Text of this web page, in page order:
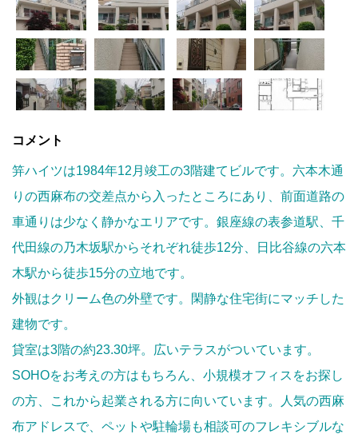
コメント
笄ハイツは1984年12月竣工の3階建てビルです。六本木通
りの西麻布の交差点から入ったところにあり、前面道路の
車通りは少なく静かなエリアです。銀座線の表参道駅、千
代田線の乃木坂駅からそれぞれ徒歩12分、日比谷線の六本
木駅から徒歩15分の立地です。
外観はクリーム色の外壁です。閑静な住宅街にマッチした
建物です。
貸室は3階の約23.30坪。広いテラスがついています。
SOHOをお考えの方はもちろん、小規模オフィスをお探し
の方、これから起業される方に向いています。人気の西麻
布アドレスで、ペットや駐輪場も相談可のフレキシブルな